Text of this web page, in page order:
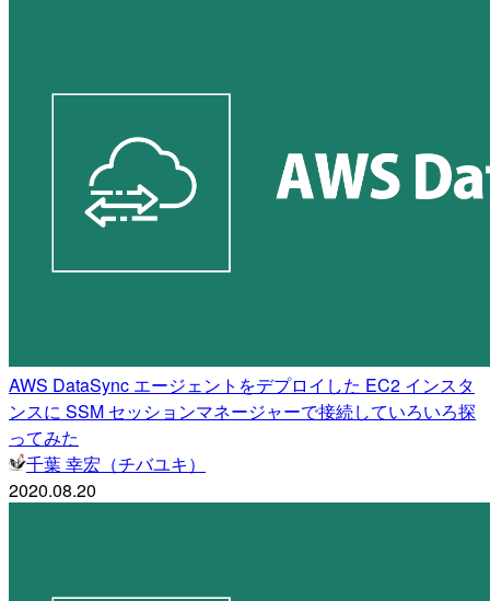
AWS DataSync エージェントをデプロイした EC2 インスタ
ンスに SSM セッションマネージャーで接続していろいろ探
ってみた
千葉 幸宏（チバユキ）
2020.08.20